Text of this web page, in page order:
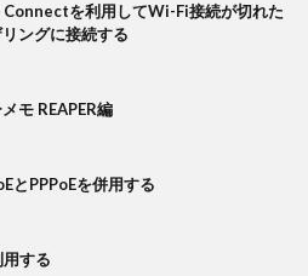
を利用してWi-Fi接続が切れた
ングに接続する
モ REAPER編
とPPPoEを併用する
する